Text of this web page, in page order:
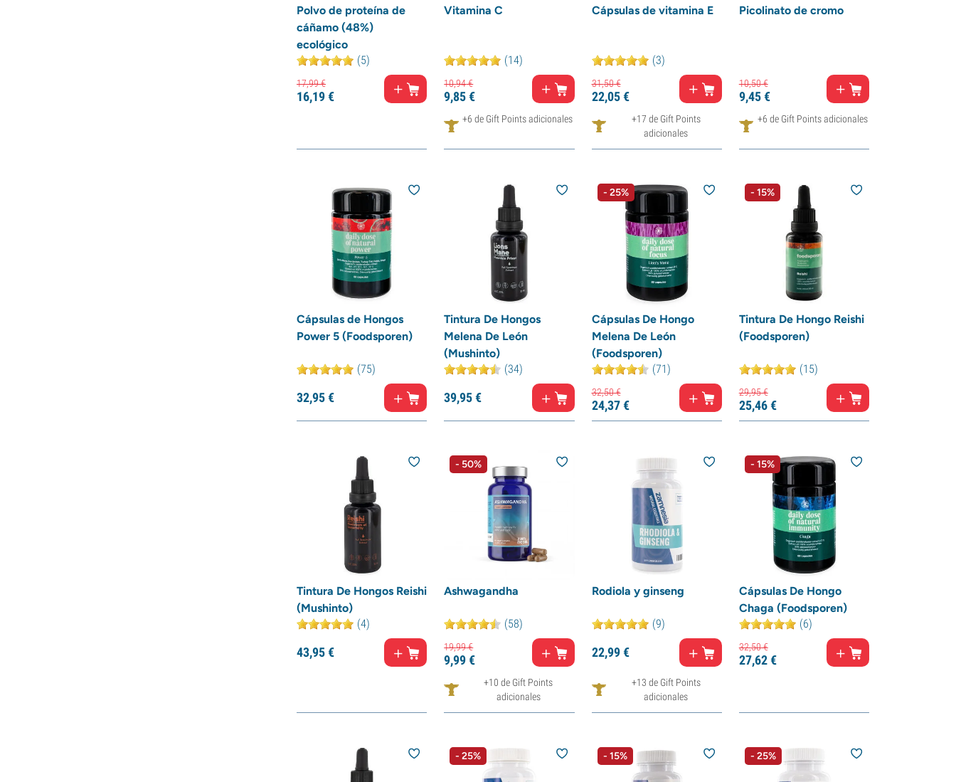
Polvo de proteína de
cáñamo (48%)
ecológico
(5)
17,99€
16,19€
Vitamina C
(14)
10,94€
9,85€
+6 de Gift Points adicionales
Cápsulas de vitamina E
(3)
31,50€
22,05€
+17 de Gift Points
adicionales
Picolinato de cromo
10,50€
9,45€
+6 de Gift Points adicionales
Cápsulas de Hongos
Power 5 (Foodsporen)
(75)
32,95€
Tintura De Hongos
Melena De León
(Mushinto)
(34)
39,95€
- 25%
Cápsulas De Hongo
Melena De León
(Foodsporen)
(71)
32,50€
24,37€
- 15%
Tintura De Hongo Reishi
(Foodsporen)
(15)
29,95€
25,46€
Tintura De Hongos Reishi
(Mushinto)
(4)
43,95€
- 50%
Ashwagandha
(58)
19,99€
9,99€
+10 de Gift Points
adicionales
Rodiola y ginseng
(9)
22,99€
+13 de Gift Points
adicionales
- 15%
Cápsulas De Hongo
Chaga (Foodsporen)
(6)
32,50€
27,62€
- 25% - 15% - 25%